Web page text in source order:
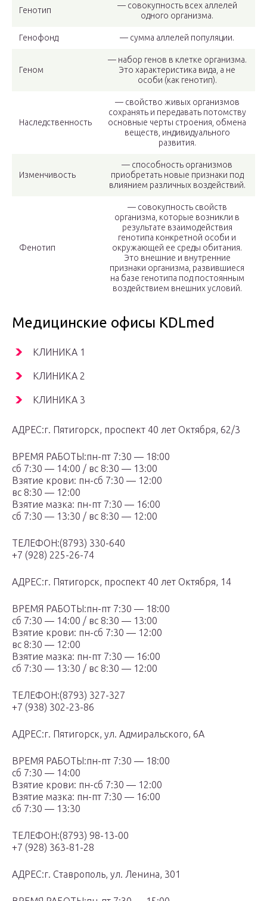
Генотип
— совокупность всех аллелей
одного организма.
Генофонд — сумма аллелей популяции.
Геном
— набор генов в клетке организма.
Это характеристика вида, а не
особи (как генотип).
Наследственность
— свойство живых организмов
сохранять и передавать потомству
основные черты строения, обмена
веществ, индивидуального
развития.
Изменчивость
— способность организмов
приобретать новые признаки под
влиянием различных воздействий.
Фенотип
— совокупность свойств
организма, которые возникли в
результате взаимодействия
генотипа конкретной особи и
окружающей ее среды обитания.
Это внешние и внутренние
признаки организма, развившиеся
на базе генотипа под постоянным
воздействием внешних условий.
Медицинские офисы KDLmed
КЛИНИКА 1
КЛИНИКА 2
КЛИНИКА 3
АДРЕС:г. Пятигорск, проспект 40 лет Октября, 62/3
ВРЕМЯ РАБОТЫ:пн-пт 7:30 — 18:00
сб 7:30 — 14:00 / вс 8:30 — 13:00
Взятие крови: пн-сб 7:30 — 12:00
вс 8:30 — 12:00
Взятие мазка: пн-пт 7:30 — 16:00
сб 7:30 — 13:30 / вс 8:30 — 12:00
ТЕЛЕФОН:(8793) 330-640
+7 (928) 225-26-74
АДРЕС:г. Пятигорск, проспект 40 лет Октября, 14
ВРЕМЯ РАБОТЫ:пн-пт 7:30 — 18:00
сб 7:30 — 14:00 / вс 8:30 — 13:00
Взятие крови: пн-сб 7:30 — 12:00
вс 8:30 — 12:00
Взятие мазка: пн-пт 7:30 — 16:00
сб 7:30 — 13:30 / вс 8:30 — 12:00
ТЕЛЕФОН:(8793) 327-327
+7 (938) 302-23-86
АДРЕС:г. Пятигорск, ул. Адмиральского, 6А
ВРЕМЯ РАБОТЫ:пн-пт 7:30 — 18:00
сб 7:30 — 14:00
Взятие крови: пн-сб 7:30 — 12:00
Взятие мазка: пн-пт 7:30 — 16:00
сб 7:30 — 13:30
ТЕЛЕФОН:(8793) 98-13-00
+7 (928) 363-81-28
АДРЕС:г. Ставрополь, ул. Ленина, 301